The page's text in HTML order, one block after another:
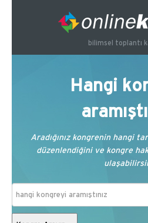
bilimsel toplantı
Hangi
Aradığınız kongrenin hangi
düzenlendiğini ve kongre